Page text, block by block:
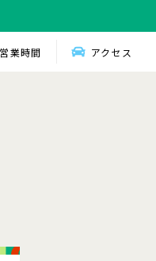
営業時間 アクセス